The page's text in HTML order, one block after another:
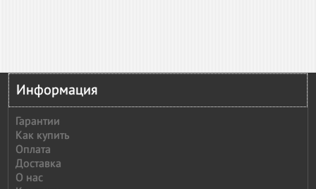
Информация
Гарантии
Как купить
Оплата
Доставка
О нас